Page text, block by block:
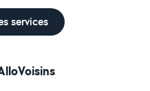
services